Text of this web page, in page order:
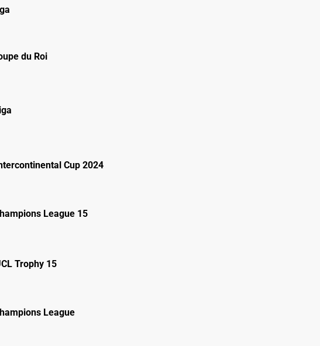
du Roi
Cup 2024
League 15
Trophy 15
League